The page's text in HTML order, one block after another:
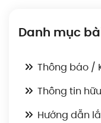
Danh mục
Thông báo /
Thông tin
Hướng dẫn